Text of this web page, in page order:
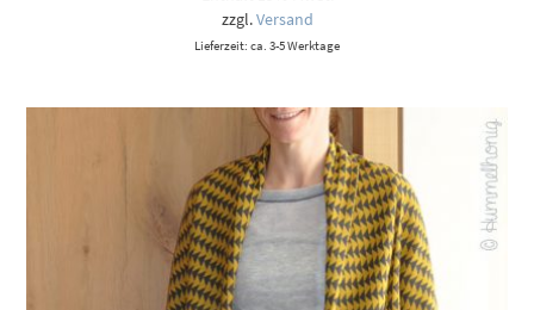
zzgl.Versand
Lieferzeit: ca. 3-5 Werktage